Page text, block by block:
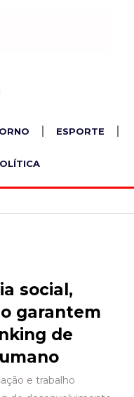
ESPORTE
social,
garantem
de
e trabalho